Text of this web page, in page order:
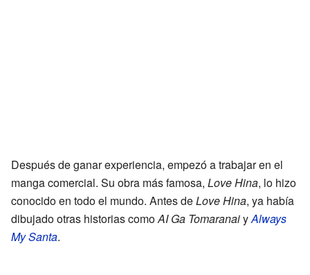
Después de ganar experiencia, empezó a trabajar en el
manga comercial. Su obra más famosa, Love Hina, lo hizo
conocido en todo el mundo. Antes deLove Hina, ya había
dibujado otras historias comoAI Ga TomaranaiyAlways
My Santa.